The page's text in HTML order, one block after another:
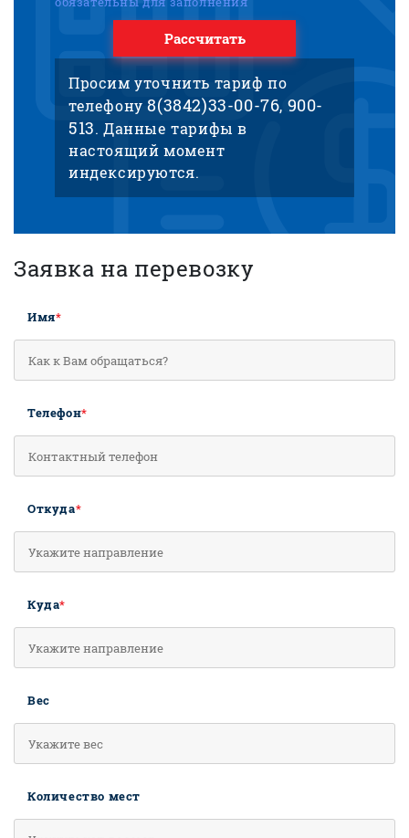
Рассчитать
Просим уточнить тариф по
телефону8(3842)33-00-76, 900-
513. Данные тарифы в
настоящий момент
индексируются.
Заявка на перевозку
Имя*
Телефон*
Откуда*
Куда*
Вес
Количество мест